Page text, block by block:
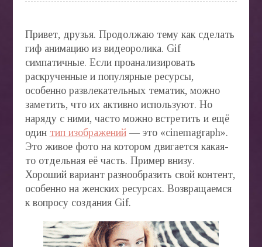
Привет, друзья. Продолжаю тему как сделать
гиф анимацию из видеоролика. Gif
симпатичные. Если проанализировать
раскрученные и популярные ресурсы,
особенно развлекательных тематик, можно
заметить, что их активно используют. Но
наряду с ними, часто можно встретить и ещё
один тип изображений— это «cinemagraph».
Это живое фото на котором двигается какая-
то отдельная её часть. Пример внизу.
Хороший вариант разнообразить свой контент,
особенно на женских ресурсах. Возвращаемся
к вопросу создания Gif.